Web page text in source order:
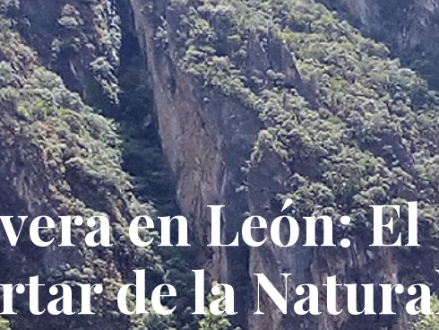
en León: El
de la